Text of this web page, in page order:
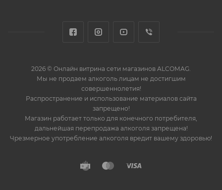
2026 © Онлайн витрина сети магазинов ALCOMAG.
Мы не продаем алкоголь лицам не достигшим
совершеннолетия!
Распространение и использование материалов сайта
запрещено!
Магазин работает только для конечного потребителя,
дальнейшая перепродажа алкоголя запрещена!
Чрезмерное употребление алкоголя вредит вашему здоровью!